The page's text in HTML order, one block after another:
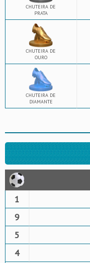
CHUTEIRA DE
PRATA
CHUTEIRA DE
OURO
CHUTEIRA DE
DIAMANTE
1
9
5
4